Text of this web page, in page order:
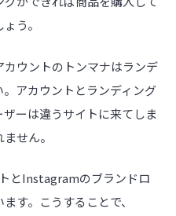
う。
ウントのトンマナはランデ
アカウントとランディング
ーは違うサイトに来てしま
せん。
とInstagramのブランドロ
す。こうすることで、